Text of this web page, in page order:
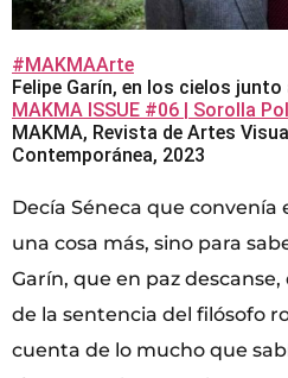
#MAKMAArte
Felipe Garín, en los cielos
MAKMA ISSUE #06 | Sorolla
MAKMA, Revista de Artes
Contemporánea, 2023
Decía Séneca que convenía
una cosa más, sino para
Garín, que en paz
de la sentencia del filósofo
cuenta de lo mucho que